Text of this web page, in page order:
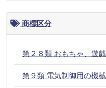
商標区分
第２８類 おもちゃ、遊
第９類 電気制御用の機